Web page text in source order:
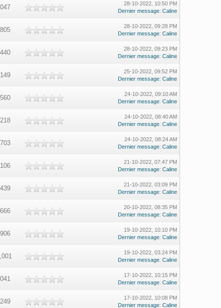
28-10-2022, 10:50 PM
Dernier message: Caline
28-10-2022, 09:28 PM
Dernier message: Caline
28-10-2022, 09:23 PM
Dernier message: Caline
25-10-2022, 09:52 PM
Dernier message: Caline
24-10-2022, 09:10 AM
Dernier message: Caline
24-10-2022, 08:40 AM
Dernier message: Caline
24-10-2022, 08:24 AM
Dernier message: Caline
21-10-2022, 07:47 PM
Dernier message: Caline
21-10-2022, 03:09 PM
Dernier message: Caline
20-10-2022, 08:35 PM
Dernier message: Caline
19-10-2022, 10:10 PM
Dernier message: Caline
19-10-2022, 03:24 PM
Dernier message: Caline
17-10-2022, 10:15 PM
Dernier message: Caline
17-10-2022, 10:08 PM
Dernier message: Caline